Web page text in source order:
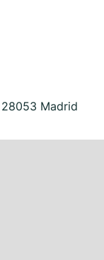
28053 Madrid